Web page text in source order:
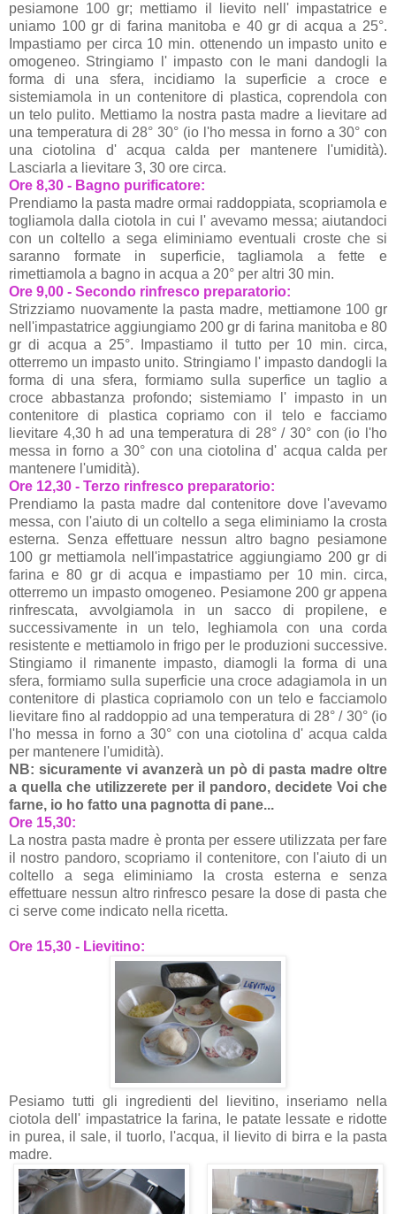
pesiamone 100 gr; mettiamo il lievito nell' impastatrice e
uniamo 100 gr di farina manitoba e 40 gr di acqua a 25°.
Impastiamo per circa 10 min. ottenendo un impasto unito e
omogeneo. Stringiamo l' impasto con le mani dandogli la
forma di una sfera, incidiamo la superficie a croce e
sistemiamola in un contenitore di plastica, coprendola con
un telo pulito. Mettiamo la nostra pasta madre a lievitare ad
una temperatura di 28° 30° (io l'ho messa in forno a 30° con
una ciotolina d' acqua calda per mantenere l'umidità).
Lasciarla a lievitare 3, 30 ore circa.
Ore 8,30 - Bagno purificatore:
Prendiamo la pasta madre ormai raddoppiata, scopriamola e
togliamola dalla ciotola in cui l' avevamo messa; aiutandoci
con un coltello a sega eliminiamo eventuali croste che si
saranno formate in superficie, tagliamola a fette e
rimettiamola a bagno in acqua a 20° per altri 30 min.
Ore 9,00 - Secondo rinfresco preparatorio:
Strizziamo nuovamente la pasta madre, mettiamone 100 gr
nell'impastatrice aggiungiamo 200 gr di farina manitoba e 80
gr di acqua a 25°. Impastiamo il tutto per 10 min. circa,
otterremo un impasto unito. Stringiamo l' impasto dandogli la
forma di una sfera, formiamo sulla superfice un taglio a
croce abbastanza profondo; sistemiamo l' impasto in un
contenitore di plastica copriamo con il telo e facciamo
lievitare 4,30 h ad una temperatura di 28° / 30° con (io l'ho
messa in forno a 30° con una ciotolina d' acqua calda per
mantenere l'umidità).
Ore 12,30 - Terzo rinfresco preparatorio:
Prendiamo la pasta madre dal contenitore dove l'avevamo
messa, con l'aiuto di un coltello a sega eliminiamo la crosta
esterna. Senza effettuare nessun altro bagno pesiamone
100 gr mettiamola nell'impastatrice aggiungiamo 200 gr di
farina e 80 gr di acqua e impastiamo per 10 min. circa,
otterremo un impasto omogeneo. Pesiamone 200 gr appena
rinfrescata, avvolgiamola in un sacco di propilene, e
successivamente in un telo, leghiamola con una corda
resistente e mettiamolo in frigo per le produzioni successive.
Stingiamo il rimanente impasto, diamogli la forma di una
sfera, formiamo sulla superficie una croce adagiamola in un
contenitore di plastica copriamolo con un telo e facciamolo
lievitare fino al raddoppio ad una temperatura di 28° / 30° (io
l'ho messa in forno a 30° con una ciotolina d' acqua calda
per mantenere l'umidità).
NB: sicuramente vi avanzerà un pò di pasta madre oltre
a quella che utilizzerete per il pandoro, decidete Voi che
farne, io ho fatto una pagnotta di pane...
Ore 15,30:
La nostra pasta madre è pronta per essere utilizzata per fare
il nostro pandoro, scopriamo il contenitore, con l'aiuto di un
coltello a sega eliminiamo la crosta esterna e senza
effettuare nessun altro rinfresco pesare la dose di pasta che
ci serve come indicato nella ricetta.
Ore 15,30 - Lievitino:
Pesiamo tutti gli ingredienti del lievitino, inseriamo nella
ciotola dell' impastatrice la farina, le patate lessate e ridotte
in purea, il sale, il tuorlo, l'acqua, il lievito di birra e la pasta
madre.